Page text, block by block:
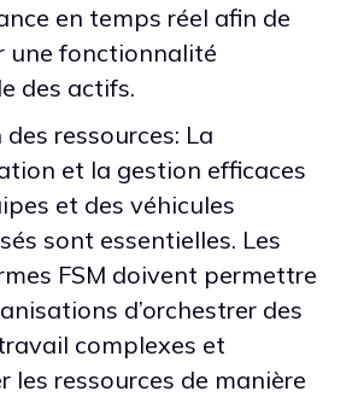
en temps réel afin de
une fonctionnalité
des actifs.
ressources: La
et la gestion efficaces
et des véhicules
sont essentielles. Les
FSM doivent permettre
d’orchestrer des
complexes et
les ressources de manière